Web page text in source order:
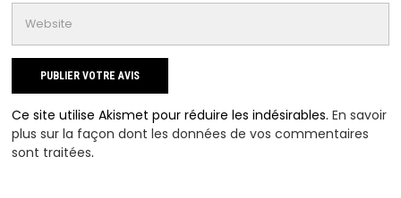
Ce site utilise Akismet pour réduire les indésirables.En savoir
plus sur la façon dont les données de vos commentaires
sont traitées.